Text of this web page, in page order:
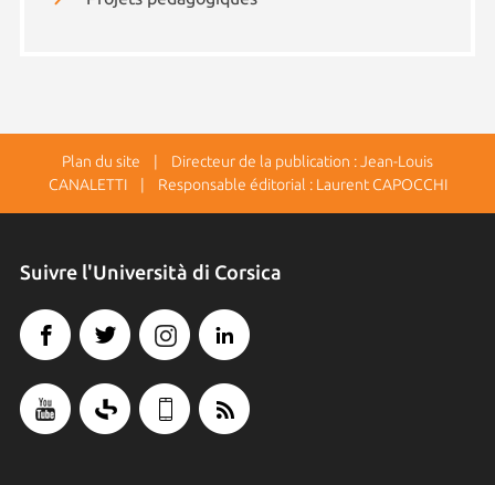
Plan du site | Directeur de la publication : Jean-Louis
CANALETTI | Responsable éditorial : Laurent CAPOCCHI
Suivre l'Università di Corsica